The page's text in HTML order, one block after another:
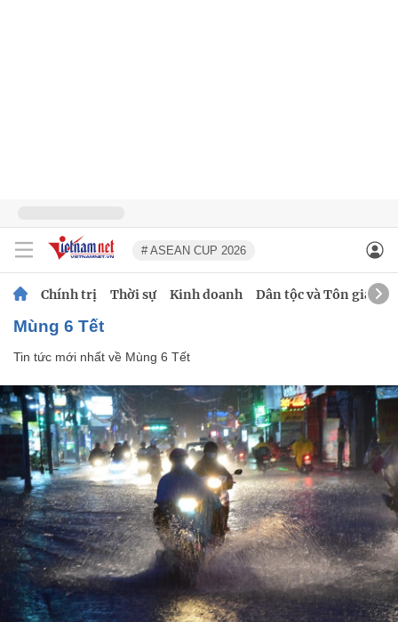
# ASEAN CUP 2026
Chính trị Thời sự Kinh doanh Dân tộc và Tôn giáo
Mùng 6 Tết
Tin tức mới nhất về Mùng 6 Tết